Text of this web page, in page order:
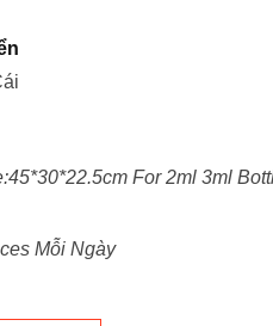
For 2ml 3ml
Mỗi Ngày